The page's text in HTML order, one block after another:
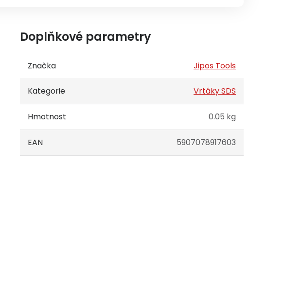
Doplňkové parametry
Značka Jipos Tools
Kategorie Vrtáky SDS
Hmotnost 0.05 kg
EAN 5907078917603